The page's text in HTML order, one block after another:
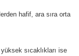
hafif, ara sıra orta
sıcaklıkları ise